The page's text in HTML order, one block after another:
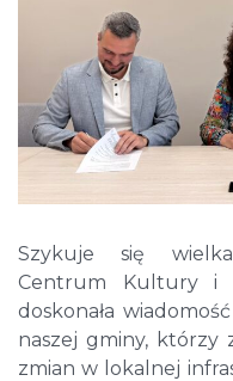
Szykuje się
Centrum Kultury i
doskonała
naszej gminy, którzy
zmian w lokalnej